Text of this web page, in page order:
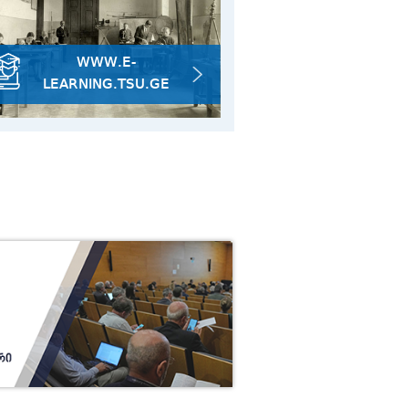
2026
ახალი
ფაკულტეტის დღე
30/07
2026
WWW.E-
LEARNING.TSU.GE